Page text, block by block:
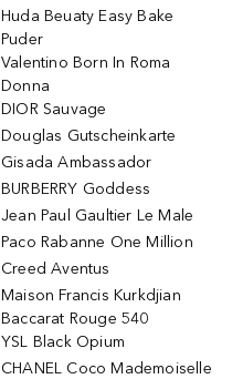
Huda Beuaty Easy Bake
Puder
Valentino Born In Roma
Donna
DIOR Sauvage
Douglas Gutscheinkarte
Gisada Ambassador
BURBERRY Goddess
Jean Paul Gaultier Le Male
Paco Rabanne One Million
Creed Aventus
Maison Francis Kurkdjian
Baccarat Rouge 540
YSL Black Opium
CHANEL Coco Mademoiselle